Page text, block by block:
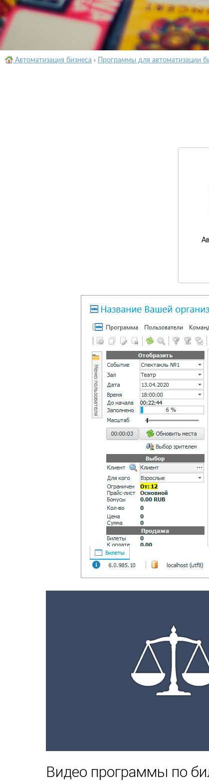
Автоматизация бизнеса › Программы для автоматизации
Видео программы по